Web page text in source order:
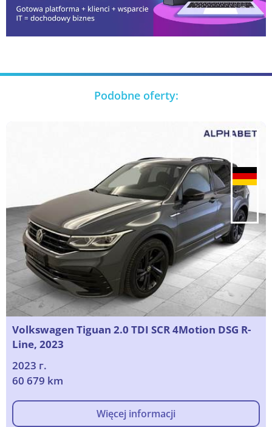
Podobne oferty:
Volkswagen Tiguan 2.0 TDI SCR 4Motion DSG R-
Line, 2023
2023 г.
60 679 km
Więcej informacji